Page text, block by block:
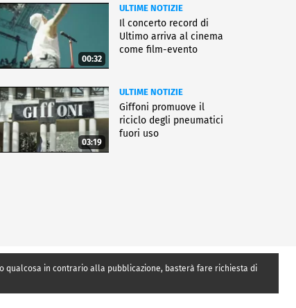
00:32
ULTIME NOTIZIE
Il concerto record di
Ultimo arriva al cinema
come film-evento
03:19
ULTIME NOTIZIE
Giffoni promuove il
riciclo degli pneumatici
fuori uso
qualcosa in contrario alla pubblicazione, basterà fare richiesta di